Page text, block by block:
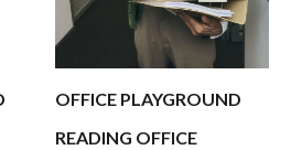
OFFICE PLAYGROUND
READING OFFICE